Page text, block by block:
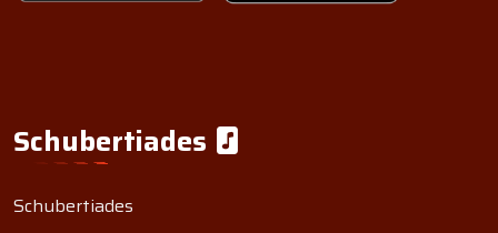
Schubertiades
Schubertiades